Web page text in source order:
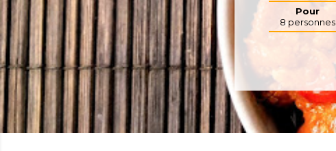
Pour
8personnes